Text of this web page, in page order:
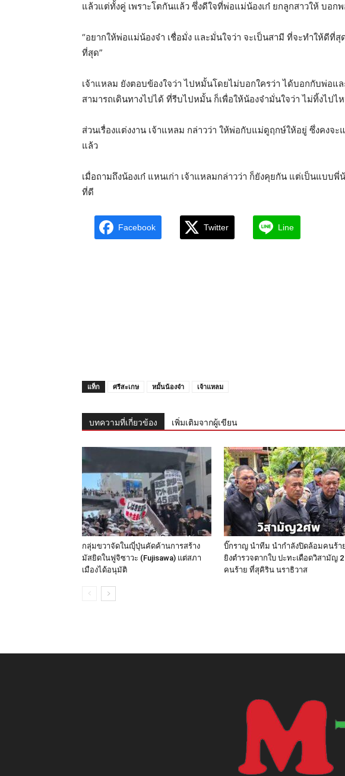
แล้วแต่ทั้งคู่ เพราะโตกันแล้ว ซึ่งดีใจที่พ่อแม่น้องเก๋ ยกลูกสาวให้ บอก
“อยากให้พ่อแม่น้องจ๋า เชื่อมั่ง และมั่นใจว่า จะเป็นสามี ที่จะทำให้ดี
ที่สุด”
เจ้าแหลม ยังตอบข้องใจว่า ไปหมั้นโดยไม่บอกใครว่า ได้บอกกับพ่อแ
สามารถเดินทางไปได้ ที่รีบไปหมั้น ก็เพื่อให้น้องจ๋ามั่นใจว่า ไม่ทิ้งไปไ
ส่วนเรื่องแต่งงาน เจ้าแหลม กล่าวว่า ให้พ่อกับแม่ดูฤกษ์ให้อยู่ ซึ่งคงจ
แล้ว
เมื่อถามถึงน้องเก๋ แหนเก่า เจ้าแหลมกล่าวว่า ก็ยังคุยกัน แต่เป็นแบบพี่
ที่ดี
Facebook Twitter Line
แท็ก ศรีสะเกษ หมั้นน้องจ๋า เจ้าแหลม
บทความที่เกี่ยวข้อง เพิ่มเติมจากผู้เขียน
กลุ่มขวาจัดในญุี่ปุ่นคัดค้านการสร้าง
มัสยิดในฟูจิซาวะ (Fujisawa) แต่สภา
เมืองได้อนุมัติ
บิ๊กราญ นำทีม นำกำลังปิดล้อมคนร้า
ยิงตำรวจตากใบ ปะทะเดือดวิสามัญ 2
คนร้าย ที่สุคิริน นราธิวาส